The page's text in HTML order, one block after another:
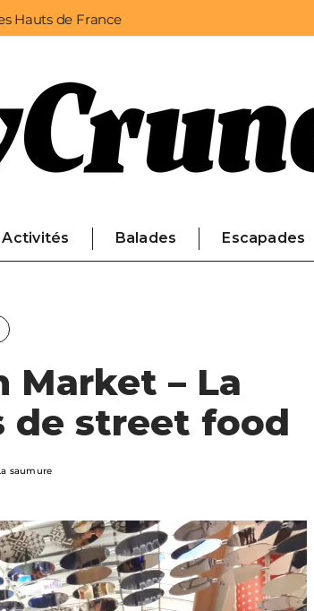
Hauts de France
Activités Balades Escapades
Market – La
de street food
saumure